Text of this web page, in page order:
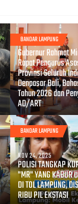
BANDAR LAMPUNG
FEB 14, 2026
Gubernur Rahmat
Rapat Pengurus
Provinsi Seluruh
Denpasar Bali,
Tahun 2026 dan
AD/ART
BANDAR LAMPUNG
NOV 24, 2025
POLISI TANGKAP
"MR" YANG KABUR
DI TOL LAMPUNG,
RIBU PIL EKSTASI